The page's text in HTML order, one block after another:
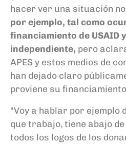
hacer ver una situación
por ejemplo, tal como
financiamiento de USAID
independiente, pero
APES y estos medios de
han dejado claro
proviene su
“Voy a hablar por ejemplo
que trabajo, tiene abajo
todos los logos de los